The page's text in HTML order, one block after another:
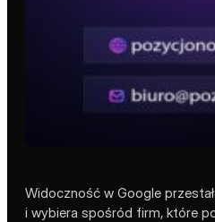
Widoczność w Google
i wybiera spośród firm, które